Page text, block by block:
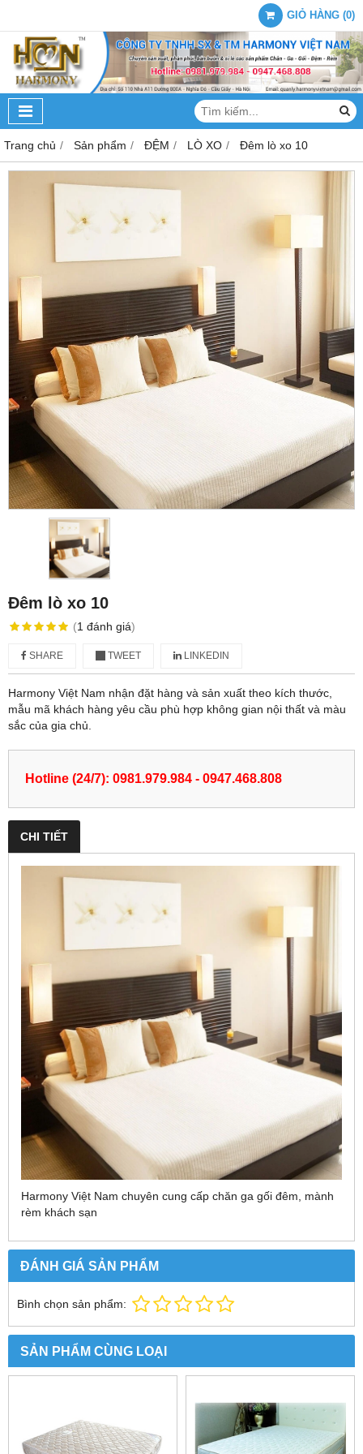
GIỎ HÀNG (0)
Trang chủ Sản phẩm ĐỆM LÒ XO Đêm lò xo 10
Đêm lò xo 10
(1 đánh giá)
SHARE TWEET LINKEDIN
Harmony Việt Nam nhận đặt hàng và sản xuất theo kích thước,
mẫu mã khách hàng yêu cầu phù hợp không gian nội thất và màu
sắc của gia chủ.
Hotline (24/7): 0981.979.984 - 0947.468.808
CHI TIẾT
Harmony Việt Nam chuyên cung cấp chăn ga gối đêm, mành
rèm khách sạn
ĐÁNH GIÁ SẢN PHẨM
Bình chọn sản phẩm:
SẢN PHẨM CÙNG LOẠI